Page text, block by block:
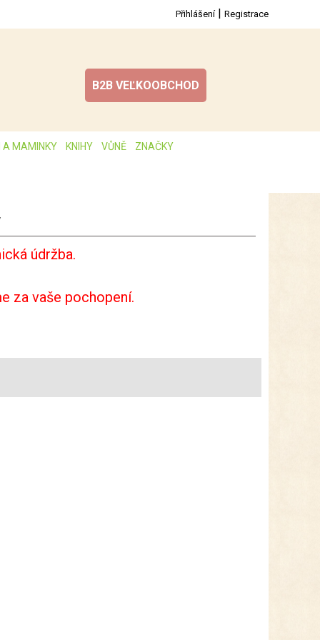
Přihlášení| Registrace
B2B VEĽKOOBCHOD
A MAMINKY KNIHY VŮNĚ ZNAČKY
údržba.
za vaše pochopení.